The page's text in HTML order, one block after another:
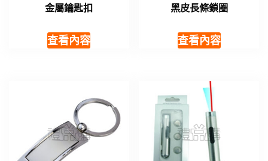
金屬鑰匙扣
查看內容
黑皮長條鎖圈
查看內容